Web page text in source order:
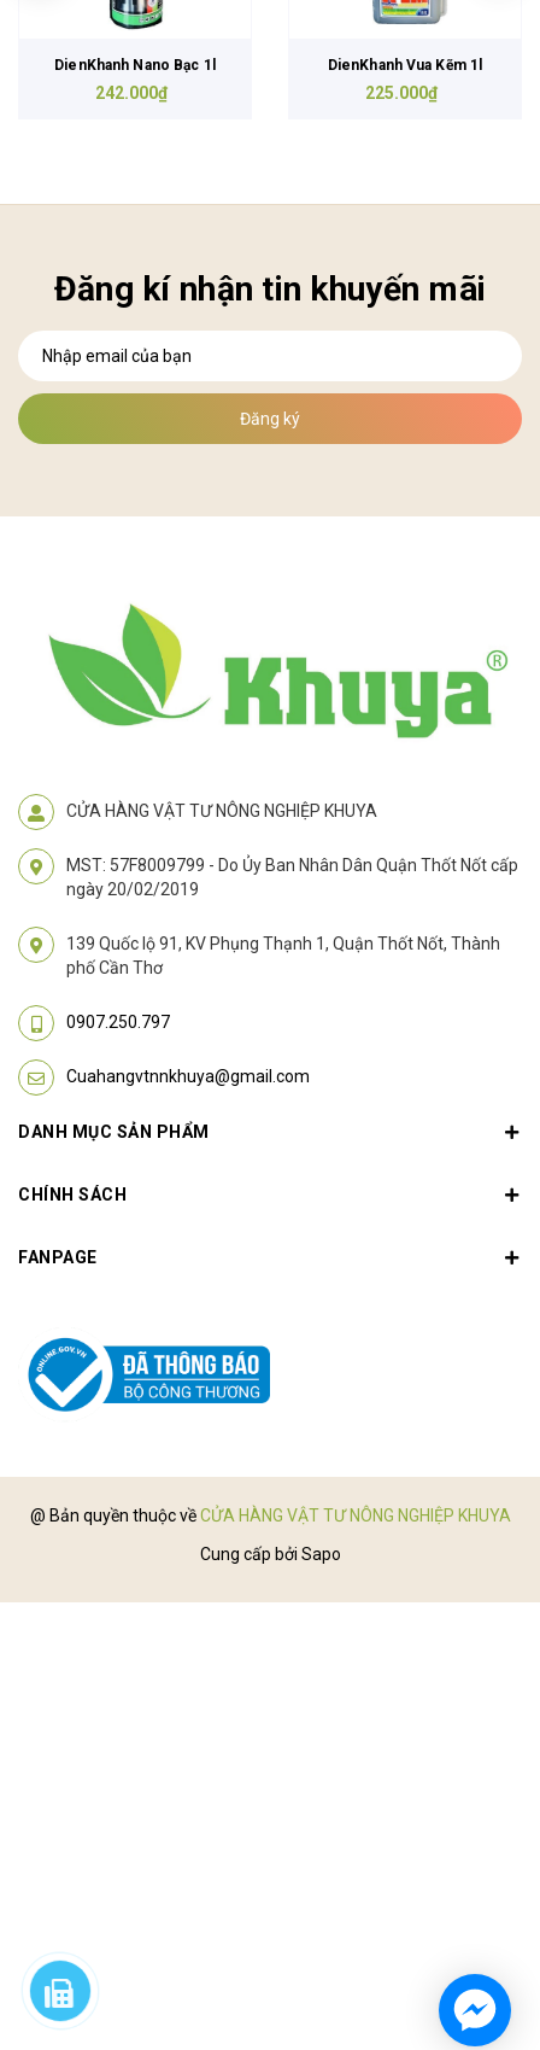
DienKhanh Nano Bạc 1l
242.000₫
DienKhanh Vua Kẽm 1l
225.000₫
Đăng kí nhận tin khuyến mãi
Đăng ký
CỬA HÀNG VẬT TƯ NÔNG NGHIỆP KHUYA
MST: 57F8009799 - Do Ủy Ban Nhân Dân Quận Thốt Nốt cấp
ngày 20/02/2019
139 Quốc lộ 91, KV Phụng Thạnh 1, Quận Thốt Nốt, Thành
phố Cần Thơ
0907.250.797
Cuahangvtnnkhuya@gmail.com
DANH MỤC SẢN PHẨM
CHÍNH SÁCH
FANPAGE
@ Bản quyền thuộc vềCỬA HÀNG VẬT TƯ NÔNG NGHIỆP KHUYA
Cung cấp bởi Sapo